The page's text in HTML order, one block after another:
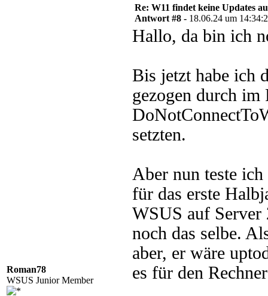
Roman78
WSUS Junior Member
Re: W11 findet keine Updates
Antwort #8 - 18.06.24 um
Hallo, da bin ich
Bis jetzt habe ich
gezogen durch im
setzten.
Aber nun teste
für das erste
WSUS auf
noch das selbe.
aber, er wäre
es für den